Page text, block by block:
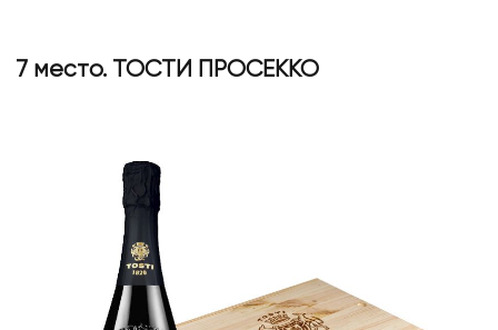
7 место. ТОСТИ ПРОСЕККО